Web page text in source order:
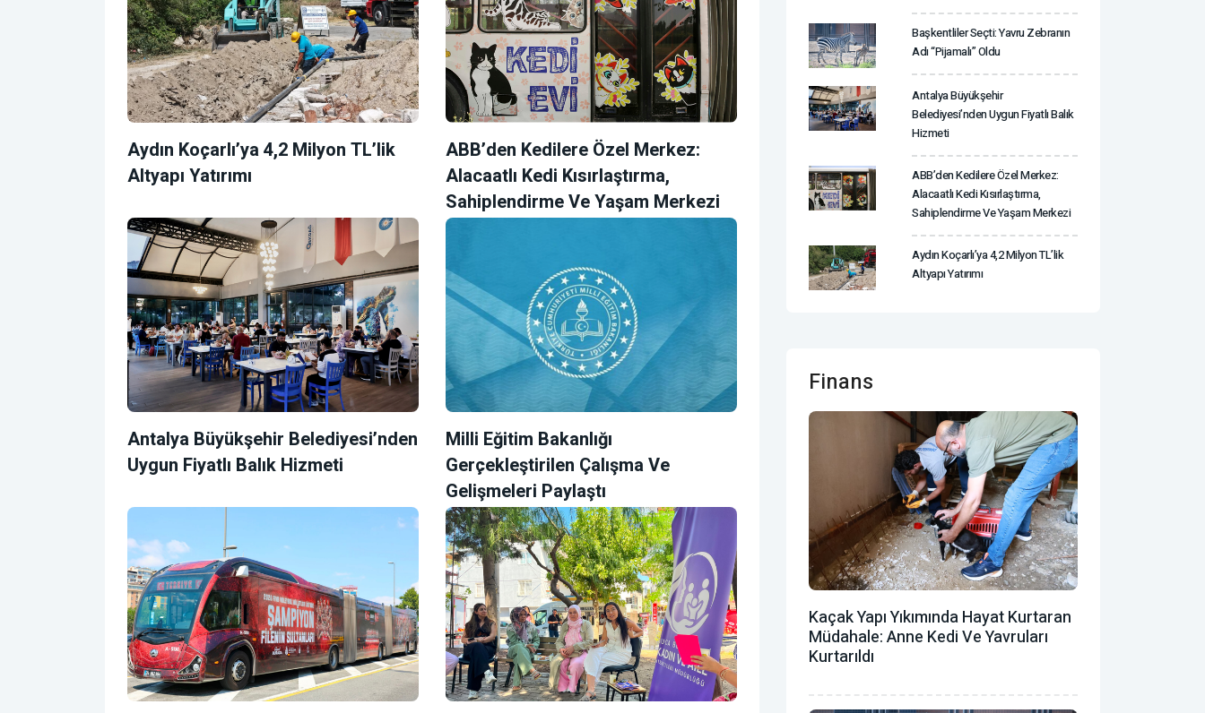
Aydın Koçarlı’ya 4,2 Milyon TL’lik
Altyapı Yatırımı
ABB’den Kedilere Özel Merkez:
Alacaatlı Kedi Kısırlaştırma,
Sahiplendirme Ve Yaşam Merkezi
Antalya Büyükşehir Belediyesi’nden
Uygun Fiyatlı Balık Hizmeti
Milli Eğitim Bakanlığı
Gerçekleştirilen Çalışma Ve
Gelişmeleri Paylaştı
Başkentliler Seçti: Yavru Zebranın
Adı “Pijamalı” Oldu
Antalya Büyükşehir
Belediyesi’nden Uygun Fiyatlı Balık
Hizmeti
ABB’den Kedilere Özel Merkez:
Alacaatlı Kedi Kısırlaştırma,
Sahiplendirme Ve Yaşam Merkezi
Aydın Koçarlı’ya 4,2 Milyon TL’lik
Altyapı Yatırımı
Finans
Kaçak Yapı Yıkımında Hayat Kurtaran
Müdahale: Anne Kedi Ve Yavruları
Kurtarıldı